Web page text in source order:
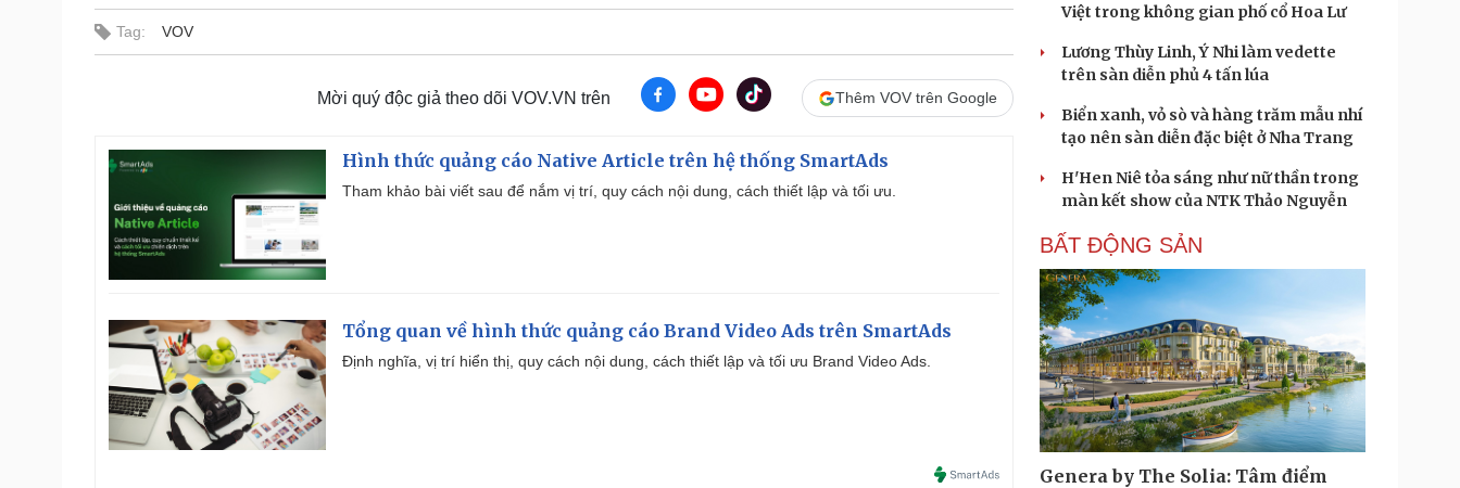
Tag: VOV
Mời quý độc giả theo dõi VOV.VN trên Thêm VOV trên Google
Hình thức quảng cáo Native Article trên hệ thống SmartAds
Tham khảo bài viết sau để nắm vị trí, quy cách nội dung, cách thiết lập và tối ưu.
Tổng quan về hình thức quảng cáo Brand Video Ads trên SmartAds
Định nghĩa, vị trí hiển thị, quy cách nội dung, cách thiết lập và tối ưu Brand Video Ads.
Việt trong không gian phố cổ Hoa Lư
Lương Thùy Linh, Ý Nhi làm vedette
trên sàn diễn phủ 4 tấn lúa
Biển xanh, vỏ sò và hàng trăm mẫu nhí
tạo nên sàn diễn đặc biệt ở Nha Trang
H'Hen Niê tỏa sáng như nữ thần trong
màn kết show của NTK Thảo Nguyễn
BẤT ĐỘNG SẢN
Genera by The Solia: Tâm điểm